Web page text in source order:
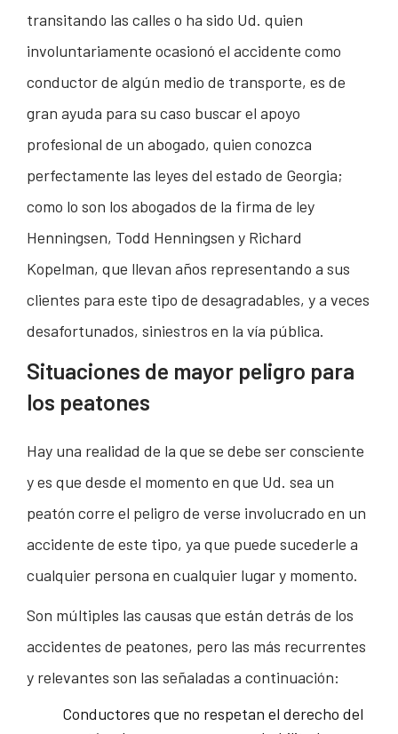
transitando las calles o ha sido Ud. quien
involuntariamente ocasionó el accidente como
conductor de algún medio de transporte, es de
gran ayuda para su caso buscar el apoyo
profesional de un abogado, quien conozca
perfectamente las leyes del estado de Georgia;
como lo son los abogados de la firma de ley
Henningsen, Todd Henningsen y Richard
Kopelman, que llevan años representando a sus
clientes para este tipo de desagradables, y a veces
desafortunados, siniestros en la vía pública.
Situaciones de mayor peligro para
los peatones
Hay una realidad de la que se debe ser consciente
y es que desde el momento en que Ud. sea un
peatón corre el peligro de verse involucrado en un
accidente de este tipo, ya que puede sucederle a
cualquier persona en cualquier lugar y momento.
Son múltiples las causas que están detrás de los
accidentes de peatones, pero las más recurrentes
y relevantes son las señaladas a continuación:
Conductores que no respetan el derecho del